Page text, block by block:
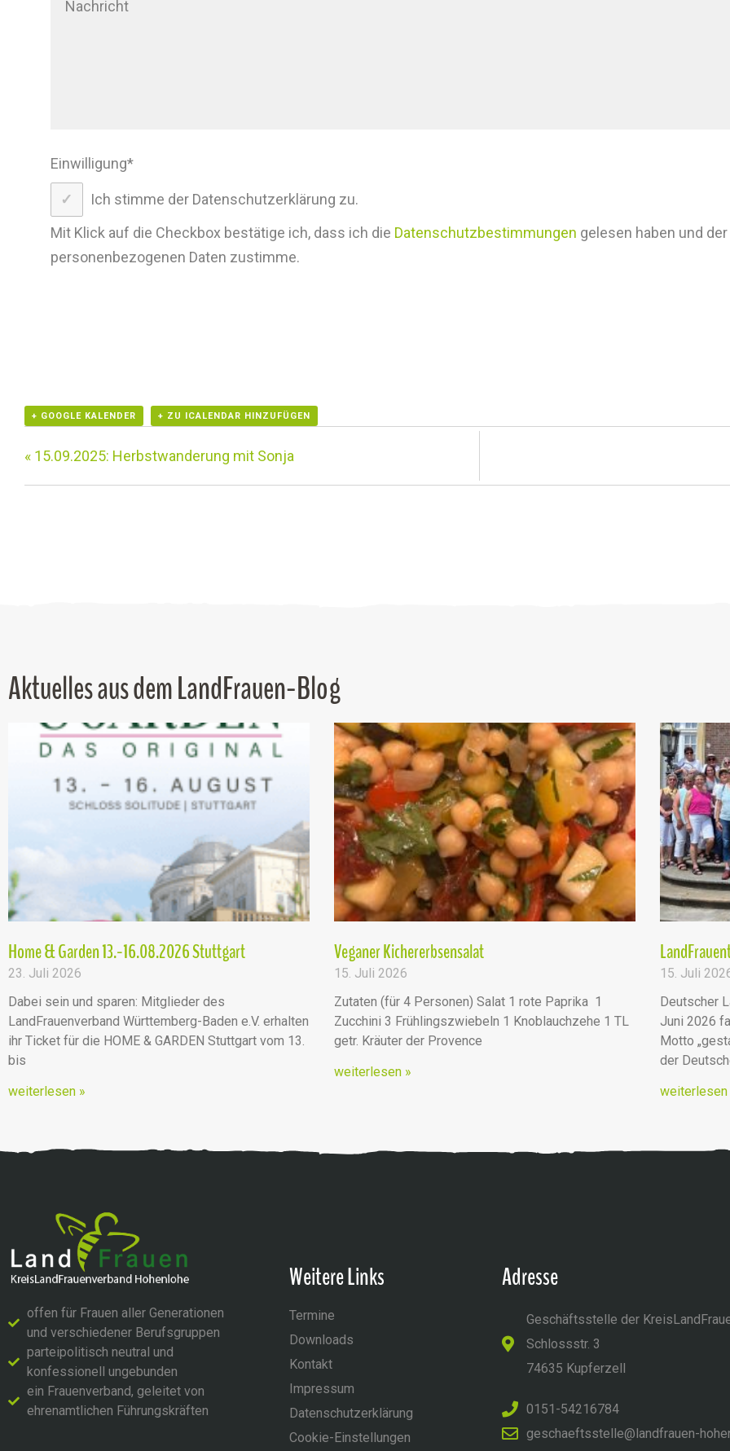
Einwilligung*
Ich stimme der Datenschutzerklärung zu.
Mit Klick auf die Checkbox bestätige ich, dass ich die Datenschutzbestimmungen gelesen haben und
personenbezogenen Daten zustimme.
+ GOOGLE KALENDER + ZU ICALENDAR HINZUFÜGEN
« 15.09.2025: Herbstwanderung mit Sonja
Aktuelles aus dem LandFrauen-Blog
Home & Garden 13.-16.08.2026 Stuttgart
23. Juli 2026
Dabei sein und sparen: Mitglieder des
LandFrauenverband Württemberg-Baden e.V. erhalten
ihr Ticket für die HOME & GARDEN Stuttgart vom 13.
bis
weiterlesen »
Veganer Kichererbsensalat
15. Juli 2026
Zutaten (für 4 Personen) Salat 1 rote Paprika 1
Zucchini 3 Frühlingszwiebeln 1 Knoblauchzehe 1 TL
getr. Kräuter der Provence
weiterlesen »
15. Juli
Deutscher
Juni 2026
Motto
der
weiterlesen
offen für Frauen aller Generationen
und verschiedener Berufsgruppen
parteipolitisch neutral und
konfessionell ungebunden
ein Frauenverband, geleitet von
ehrenamtlichen Führungskräften
Weitere Links
Termine
Downloads
Kontakt
Impressum
Datenschutzerklärung
Cookie-Einstellungen
Adresse
Geschäftsstelle der
Schlossstr. 3
74635 Kupferzell
0151-54216784
geschaeftsstelle@landfrauen-